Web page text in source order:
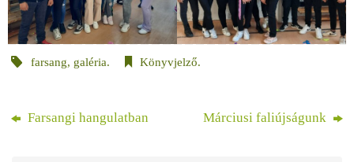
farsang, galéria. Könyvjelző.
Farsangi hangulatban Márciusi faliújságunk